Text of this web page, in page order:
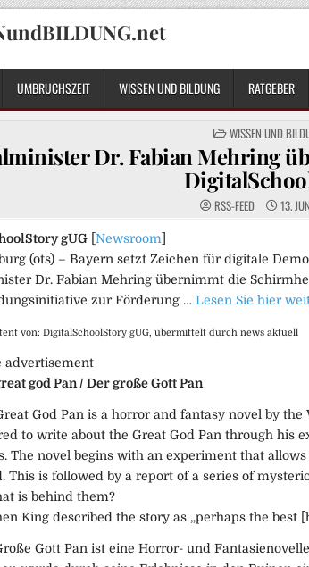
UMBRUCHSZEIT WISSEN UND BILDUNG RATGEBER
POSTED
IN
WISSEN UND
Dr. Fabian Mehring
RSS-FEED 13.
gUG Newsroom
(ots) – Bayern setzt Zeichen für digitale
Dr. Fabian Mehring übernimmt die
zur Förderung … Lesen Sie hier
von: DigitalSchoolStory gUG, übermittelt durch news aktuell
advertisement
god Pan / Der große Gott Pan
God Pan is a horror and fantasy novel by
to write about the Great God Pan through his
The novel begins with an experiment that
This is followed by a report of a series of
is behind them?
King described the story as „perhaps the best
Gott Pan ist eine Horror- und